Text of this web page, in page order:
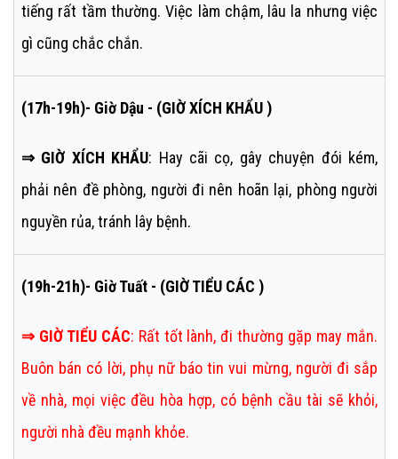
tiếng rất tầm thường. Việc làm chậm, lâu la nhưng việc
gì cũng chắc chắn.
(17h-19h)- Giờ Dậu - (GIỜ XÍCH KHẨU )
⇒ GIỜ XÍCH KHẨU: Hay cãi cọ, gây chuyện đói kém,
phải nên đề phòng, người đi nên hoãn lại, phòng người
nguyền rủa, tránh lây bệnh.
(19h-21h)- Giờ Tuất - (GIỜ TIỂU CÁC )
⇒ GIỜ TIỂU CÁC: Rất tốt lành, đi thường gặp may mắn.
Buôn bán có lời, phụ nữ báo tin vui mừng, người đi sắp
về nhà, mọi việc đều hòa hợp, có bệnh cầu tài sẽ khỏi,
người nhà đều mạnh khỏe.